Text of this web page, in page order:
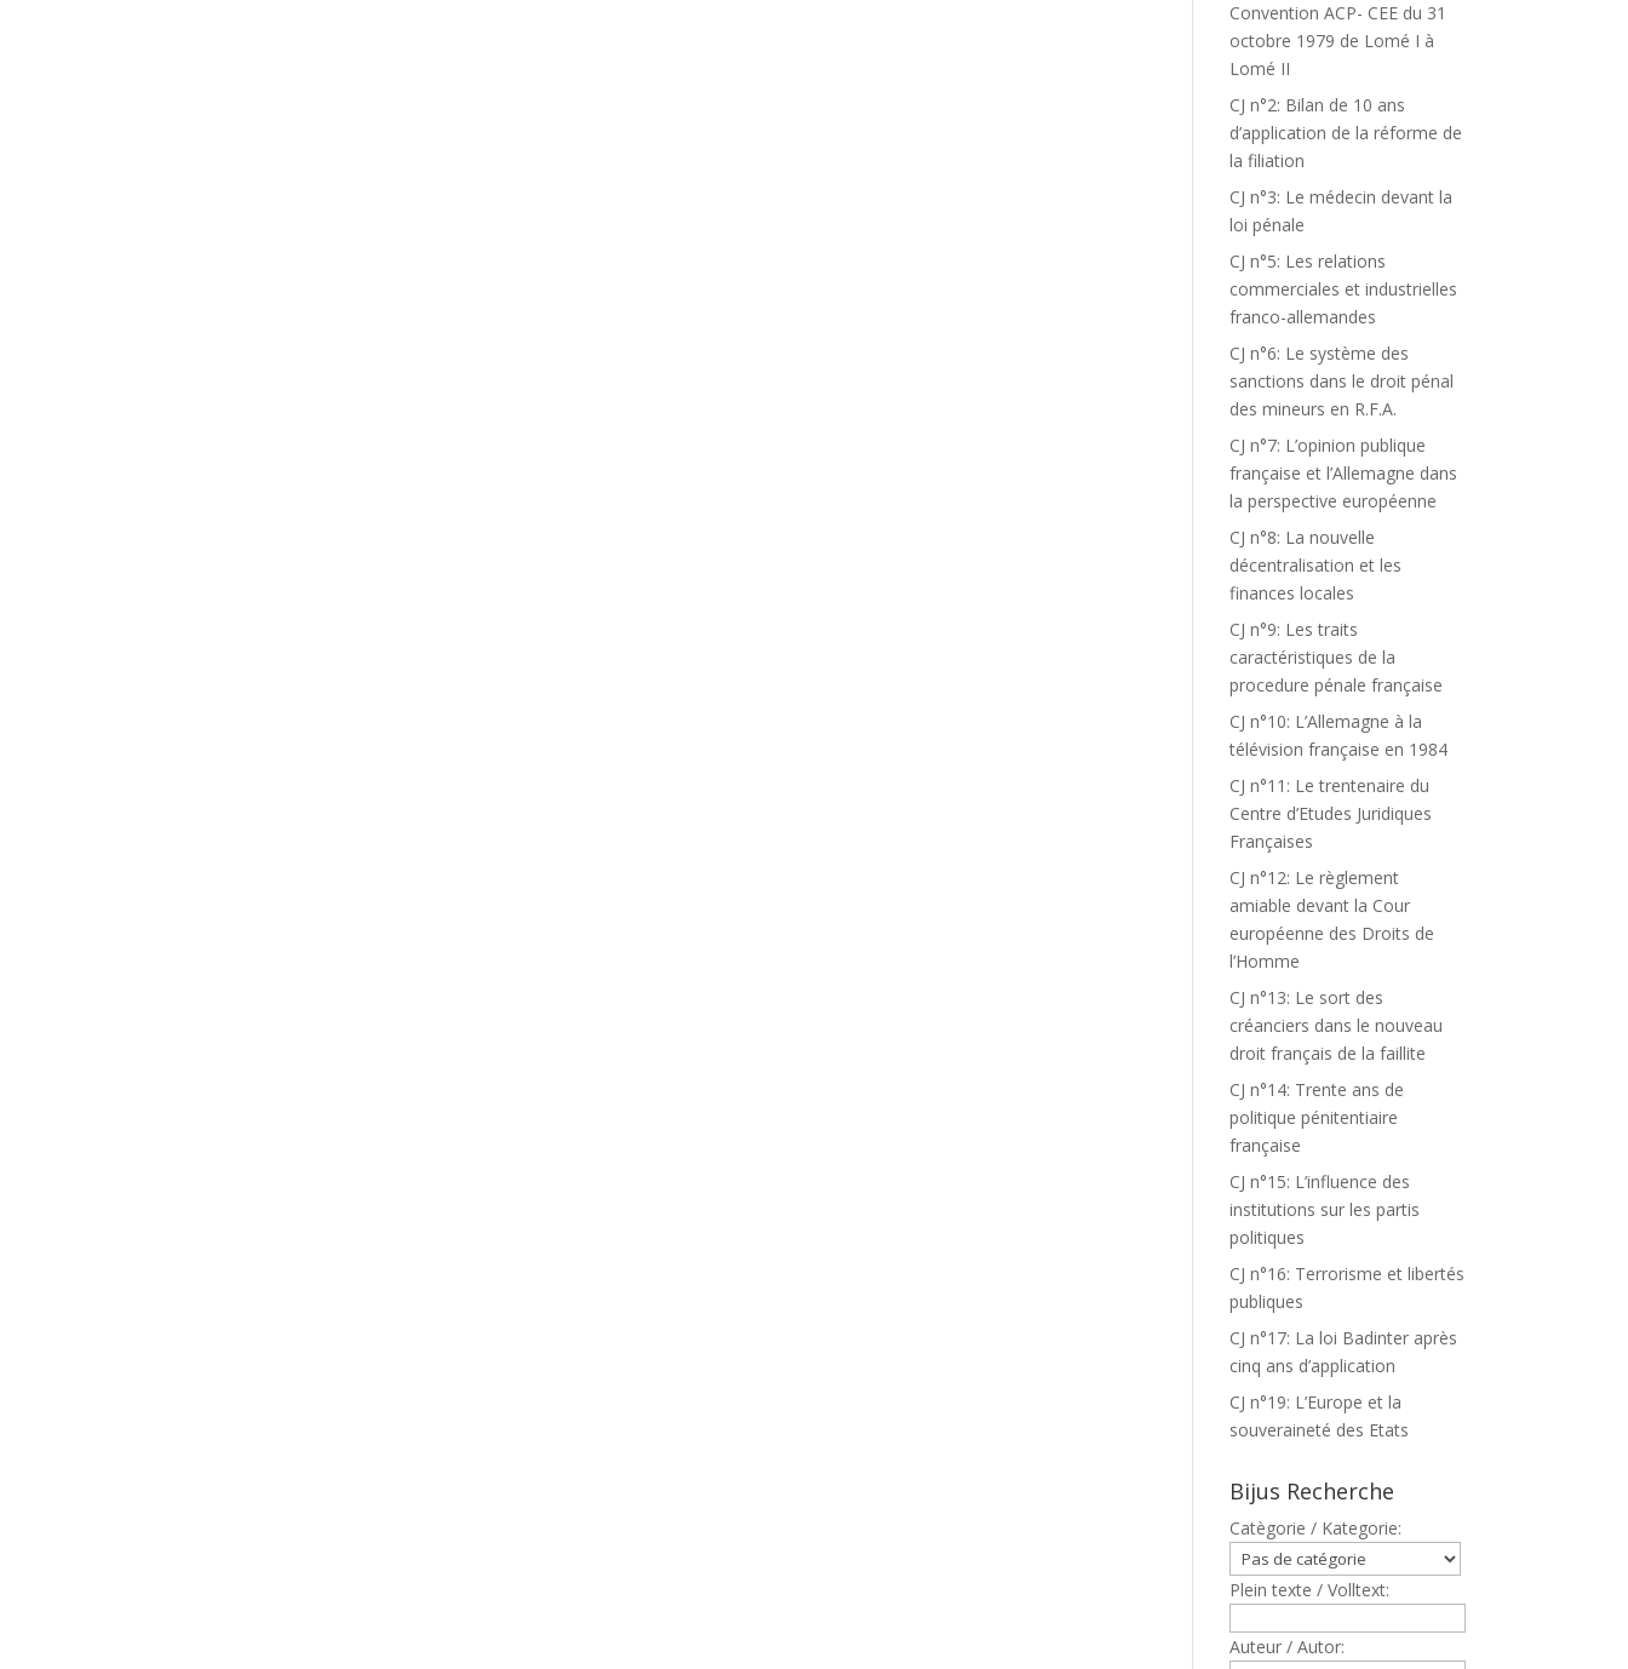
Convention ACP- CEE du 31
octobre 1979 de Lomé I à
Lomé II
CJ n°2: Bilan de 10 ans
d’application de la réforme de
la filiation
CJ n°3: Le médecin devant la
loi pénale
CJ n°5: Les relations
commerciales et industrielles
franco-allemandes
CJ n°6: Le système des
sanctions dans le droit pénal
des mineurs en R.F.A.
CJ n°7: L’opinion publique
française et l’Allemagne dans
la perspective européenne
CJ n°8: La nouvelle
décentralisation et les
finances locales
CJ n°9: Les traits
caractéristiques de la
procedure pénale française
CJ n°10: L’Allemagne à la
télévision française en 1984
CJ n°11: Le trentenaire du
Centre d’Etudes Juridiques
Françaises
CJ n°12: Le règlement
amiable devant la Cour
européenne des Droits de
l’Homme
CJ n°13: Le sort des
créanciers dans le nouveau
droit français de la faillite
CJ n°14: Trente ans de
politique pénitentiaire
française
CJ n°15: L’influence des
institutions sur les partis
politiques
CJ n°16: Terrorisme et libertés
publiques
CJ n°17: La loi Badinter après
cinq ans d’application
CJ n°19: L’Europe et la
souveraineté des Etats
Bijus Recherche
Catègorie / Kategorie:
Plein texte / Volltext:
Auteur / Autor: